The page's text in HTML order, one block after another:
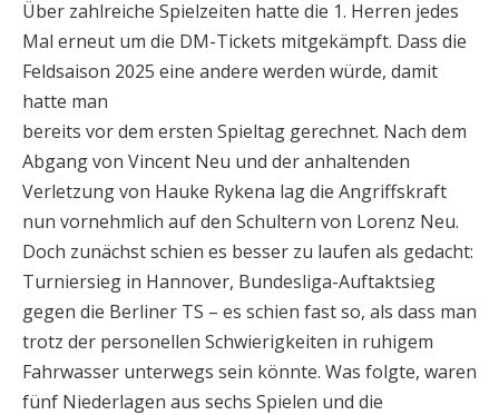
Über zahlreiche Spielzeiten hatte die 1. Herren jedes
Mal erneut um die DM-Tickets mitgekämpft. Dass die
Feldsaison 2025 eine andere werden würde, damit
hatte man
bereits vor dem ersten Spieltag gerechnet. Nach dem
Abgang von Vincent Neu und der anhaltenden
Verletzung von Hauke Rykena lag die Angriffskraft
nun vornehmlich auf den Schultern von Lorenz Neu.
Doch zunächst schien es besser zu laufen als gedacht:
Turniersieg in Hannover, Bundesliga-Auftaktsieg
gegen die Berliner TS – es schien fast so, als dass man
trotz der personellen Schwierigkeiten in ruhigem
Fahrwasser unterwegs sein könnte. Was folgte, waren
fünf Niederlagen aus sechs Spielen und die